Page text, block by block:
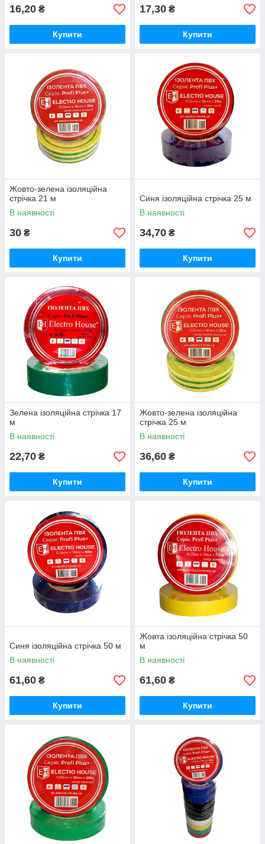
16,20 ₴
Купити
17,30 ₴
Купити
Жовто-зелена ізоляційна
стрічка 21 м
В наявності
30 ₴
Купити
Синя ізоляційна стрічка 25 м
В наявності
34,70 ₴
Купити
Зелена ізоляційна стрічка 17
м
В наявності
22,70 ₴
Купити
Жовто-зелена ізоляційна
стрічка 25 м
В наявності
36,60 ₴
Купити
Синя ізоляційна стрічка 50 м
В наявності
61,60 ₴
Купити
Жовта ізоляційна стрічка 50
м
В наявності
61,60 ₴
Купити